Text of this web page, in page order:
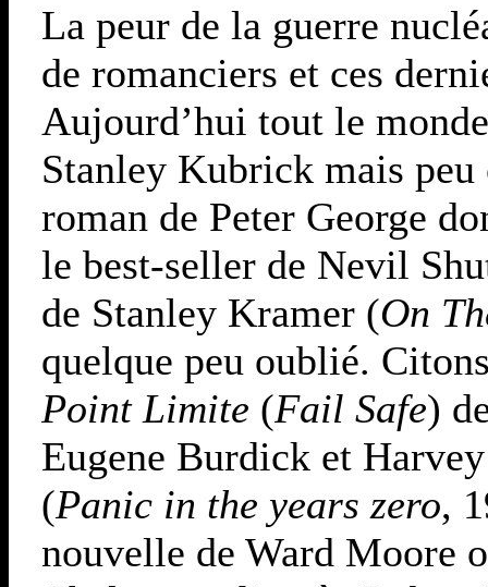
La peur de la guerre
de romanciers et ces
Aujourd’hui tout le
Stanley Kubrick mais peu
roman de Peter George
le best-seller de Nevil
de Stanley Kramer (On
quelque peu oublié.
Point Limite (Fail Safe)
Eugene Burdick et
(Panic in the years zero,
nouvelle de Ward Moore